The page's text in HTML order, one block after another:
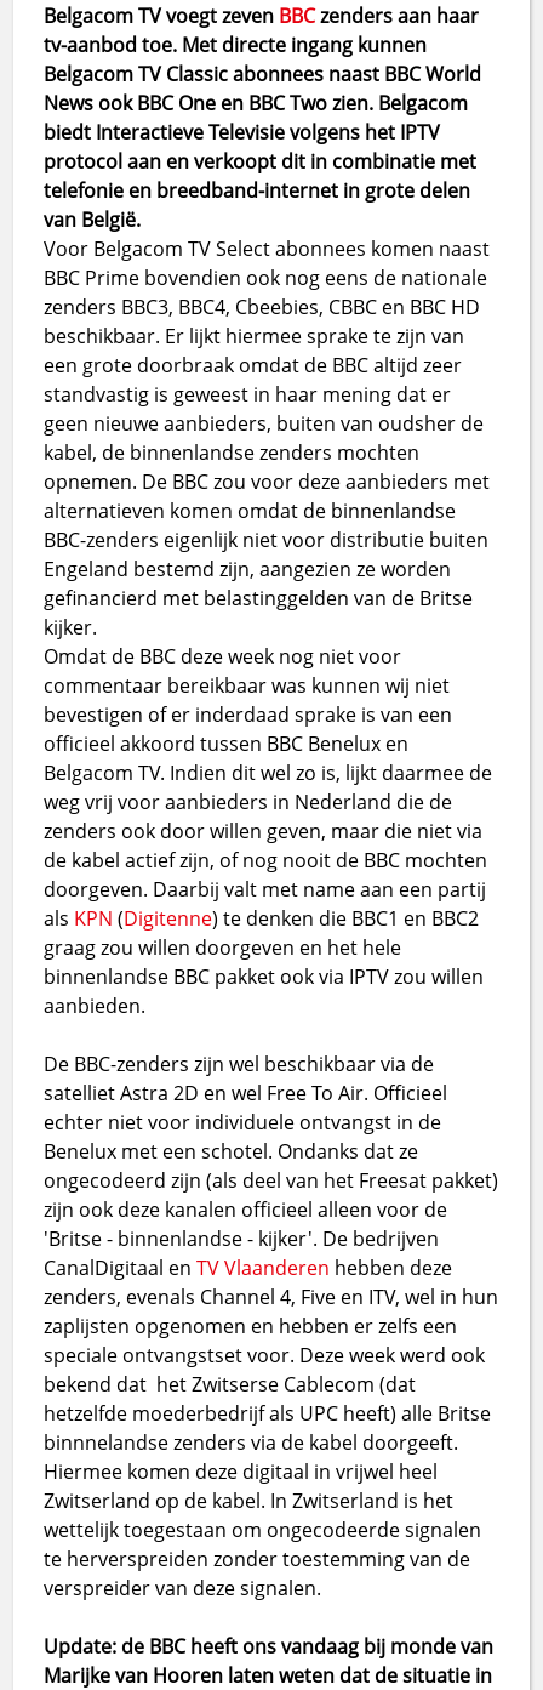
Belgacom TV voegt zeven BBCzenders aan haar
tv-aanbod toe. Met directe ingang kunnen
Belgacom TV Classic abonnees naast BBC World
News ook BBC One en BBC Two zien. Belgacom
biedt Interactieve Televisie volgens het IPTV
protocol aan en verkoopt dit in combinatie met
telefonie en breedband-internet in grote delen
van België.
Voor Belgacom TV Select abonnees komen naast
BBC Prime bovendien ook nog eens de nationale
zenders BBC3, BBC4, Cbeebies, CBBC en BBC HD
beschikbaar. Er lijkt hiermee sprake te zijn van
een grote doorbraak omdat de BBC altijd zeer
standvastig is geweest in haar mening dat er
geen nieuwe aanbieders, buiten van oudsher de
kabel, de binnenlandse zenders mochten
opnemen. De BBC zou voor deze aanbieders met
alternatieven komen omdat de binnenlandse
BBC-zenders eigenlijk niet voor distributie buiten
Engeland bestemd zijn, aangezien ze worden
gefinancierd met belastinggelden van de Britse
kijker.
Omdat de BBC deze week nog niet voor
commentaar bereikbaar was kunnen wij niet
bevestigen of er inderdaad sprake is van een
officieel akkoord tussen BBC Benelux en
Belgacom TV. Indien dit wel zo is, lijkt daarmee de
weg vrij voor aanbieders in Nederland die de
zenders ook door willen geven, maar die niet via
de kabel actief zijn, of nog nooit de BBC mochten
doorgeven. Daarbij valt met name aan een partij
als KPN (Digitenne) te denken die BBC1 en BBC2
graag zou willen doorgeven en het hele
binnenlandse BBC pakket ook via IPTV zou willen
aanbieden.
De BBC-zenders zijn wel beschikbaar via de
satelliet Astra 2D en wel Free To Air. Officieel
echter niet voor individuele ontvangst in de
Benelux met een schotel. Ondanks dat ze
ongecodeerd zijn (als deel van het Freesat pakket)
zijn ook deze kanalen officieel alleen voor de
'Britse - binnenlandse - kijker'. De bedrijven
CanalDigitaal enTV Vlaanderen hebben deze
zenders, evenals Channel 4, Five en ITV, wel in hun
zaplijsten opgenomen en hebben er zelfs een
speciale ontvangstset voor. Deze week werd ook
bekend dat het Zwitserse Cablecom (dat
hetzelfde moederbedrijf als UPC heeft) alle Britse
binnnelandse zenders via de kabel doorgeeft.
Hiermee komen deze digitaal in vrijwel heel
Zwitserland op de kabel. In Zwitserland is het
wettelijk toegestaan om ongecodeerde signalen
te herverspreiden zonder toestemming van de
verspreider van deze signalen.
Update: de BBC heeft ons vandaag bij monde van
Marijke van Hooren laten weten dat de situatie in